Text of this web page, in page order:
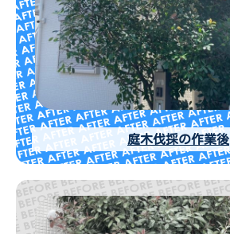
庭木伐採の作業後